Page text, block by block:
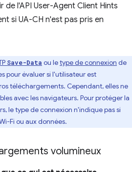
de l'API User-Agent Client Hints
si UA-CH n'est pas pris en
Save-Data ou letype de connexion de
pour évaluer si l'utilisateur est
téléchargements. Cependant, elles ne
avec les navigateurs. Pour protéger la
le type de connexion n'indique pas si
Fi ou aux données.
volumineux